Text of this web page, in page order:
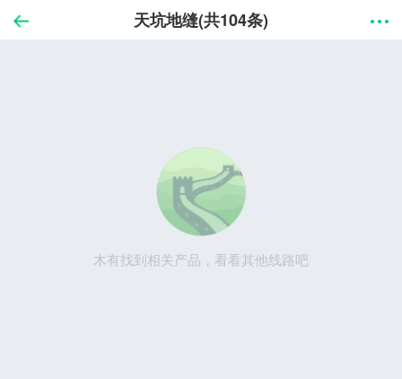
天坑地缝(共104条)
木有找到相关产品，看看其他线路吧